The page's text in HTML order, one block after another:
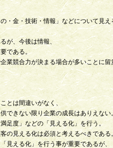
・金・技術・情報」などについて見え
が、今後は情報、
である。
業競合力が決まる場合が多いことに留
とは間違いがなく、
できない限り企業の成長はありえない
足度」などの「見える化」を行う。
の見える化は必須と考えるべきである
見える化」を行う事が重要であるが、